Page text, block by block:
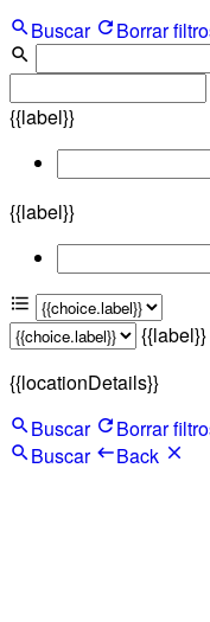
Buscar
Borrar
{{label}}
{{label}}
{{label}}
{{locationDetails}}
Buscar
Borrar
Buscar
Back